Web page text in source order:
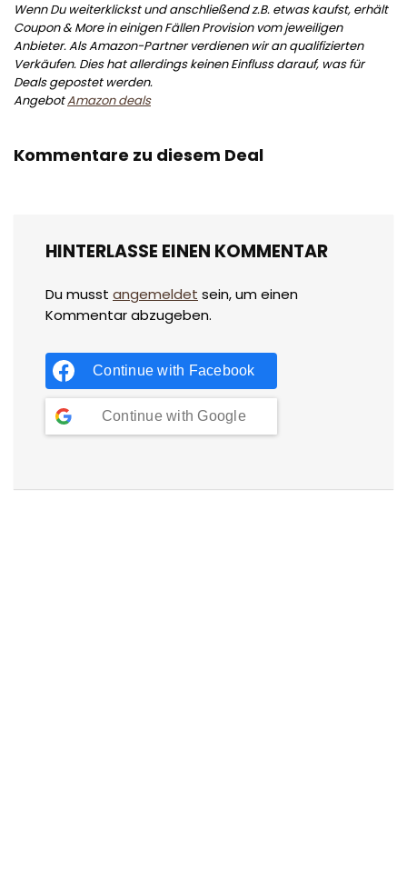
Wenn Du weiterklickst und anschließend z.B. etwas kaufst, erhält
Coupon & More in einigen Fällen Provision vom jeweiligen
Anbieter. Als Amazon-Partner verdienen wir an qualifizierten
Verkäufen. Dies hat allerdings keinen Einfluss darauf, was für
Deals gepostet werden.
AngebotAmazon deals
Kommentare zu diesem Deal
HINTERLASSE EINEN KOMMENTAR
Du musst angemeldet sein, um einen
Kommentar abzugeben.
Continue with Facebook
Continue with Google